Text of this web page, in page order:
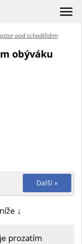
pod schodištěm
obýváku
Další »
↓
prozatím